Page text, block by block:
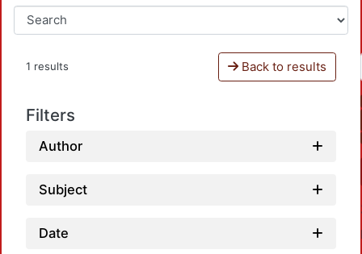
1 results Back to results
Filters
Author
Subject
Date